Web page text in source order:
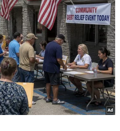
đấu, khi được hỏi về
luyện viên Troussier đã từ
đây là "câu hỏi thiếu tôn
(Vietnam+)